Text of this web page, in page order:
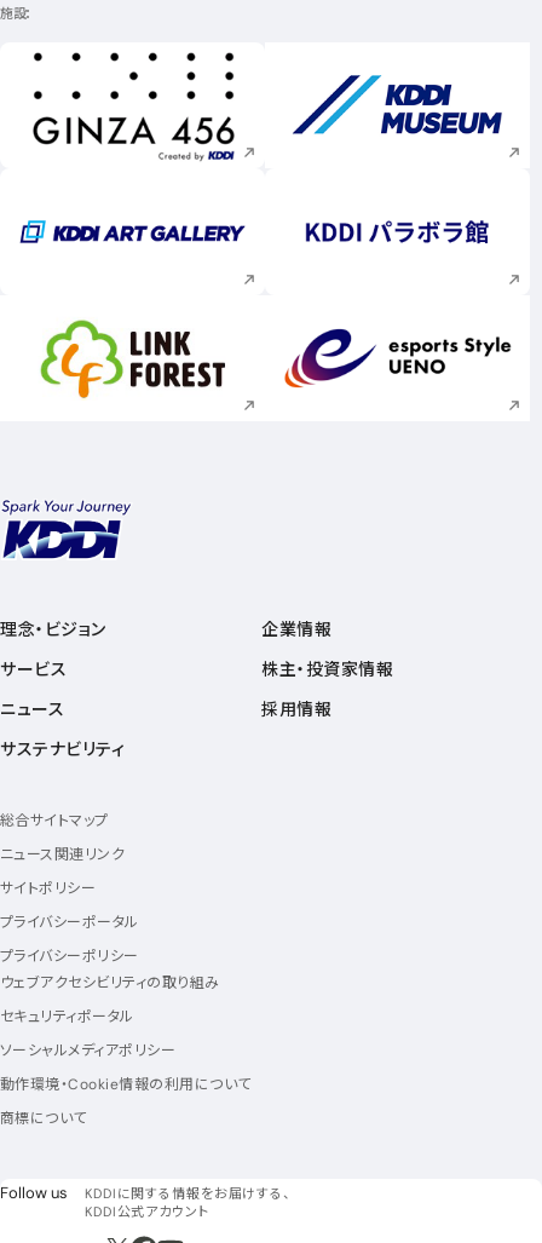
施設
新規ウィンドウで開く 新規ウィンドウで
新規ウィンドウで開く 新規ウィンドウで
新規ウィンドウで開く 新規ウィンドウで
理念・ビジョン
サービス
ニュース
サステナビリティ
企業情報
株主・投資家情報
採用情報
総合サイトマップ
ニュース関連リンク
サイトポリシー
プライバシーポータル
プライバシーポリシー
ウェブアクセシビリティの取り組み
セキュリティポータル
ソーシャルメディアポリシー
動作環境・Cookie情報の利用について
商標について
Follow us フォローアス
KDDIに関する情報をお届けする、
KDDI公式アカウント